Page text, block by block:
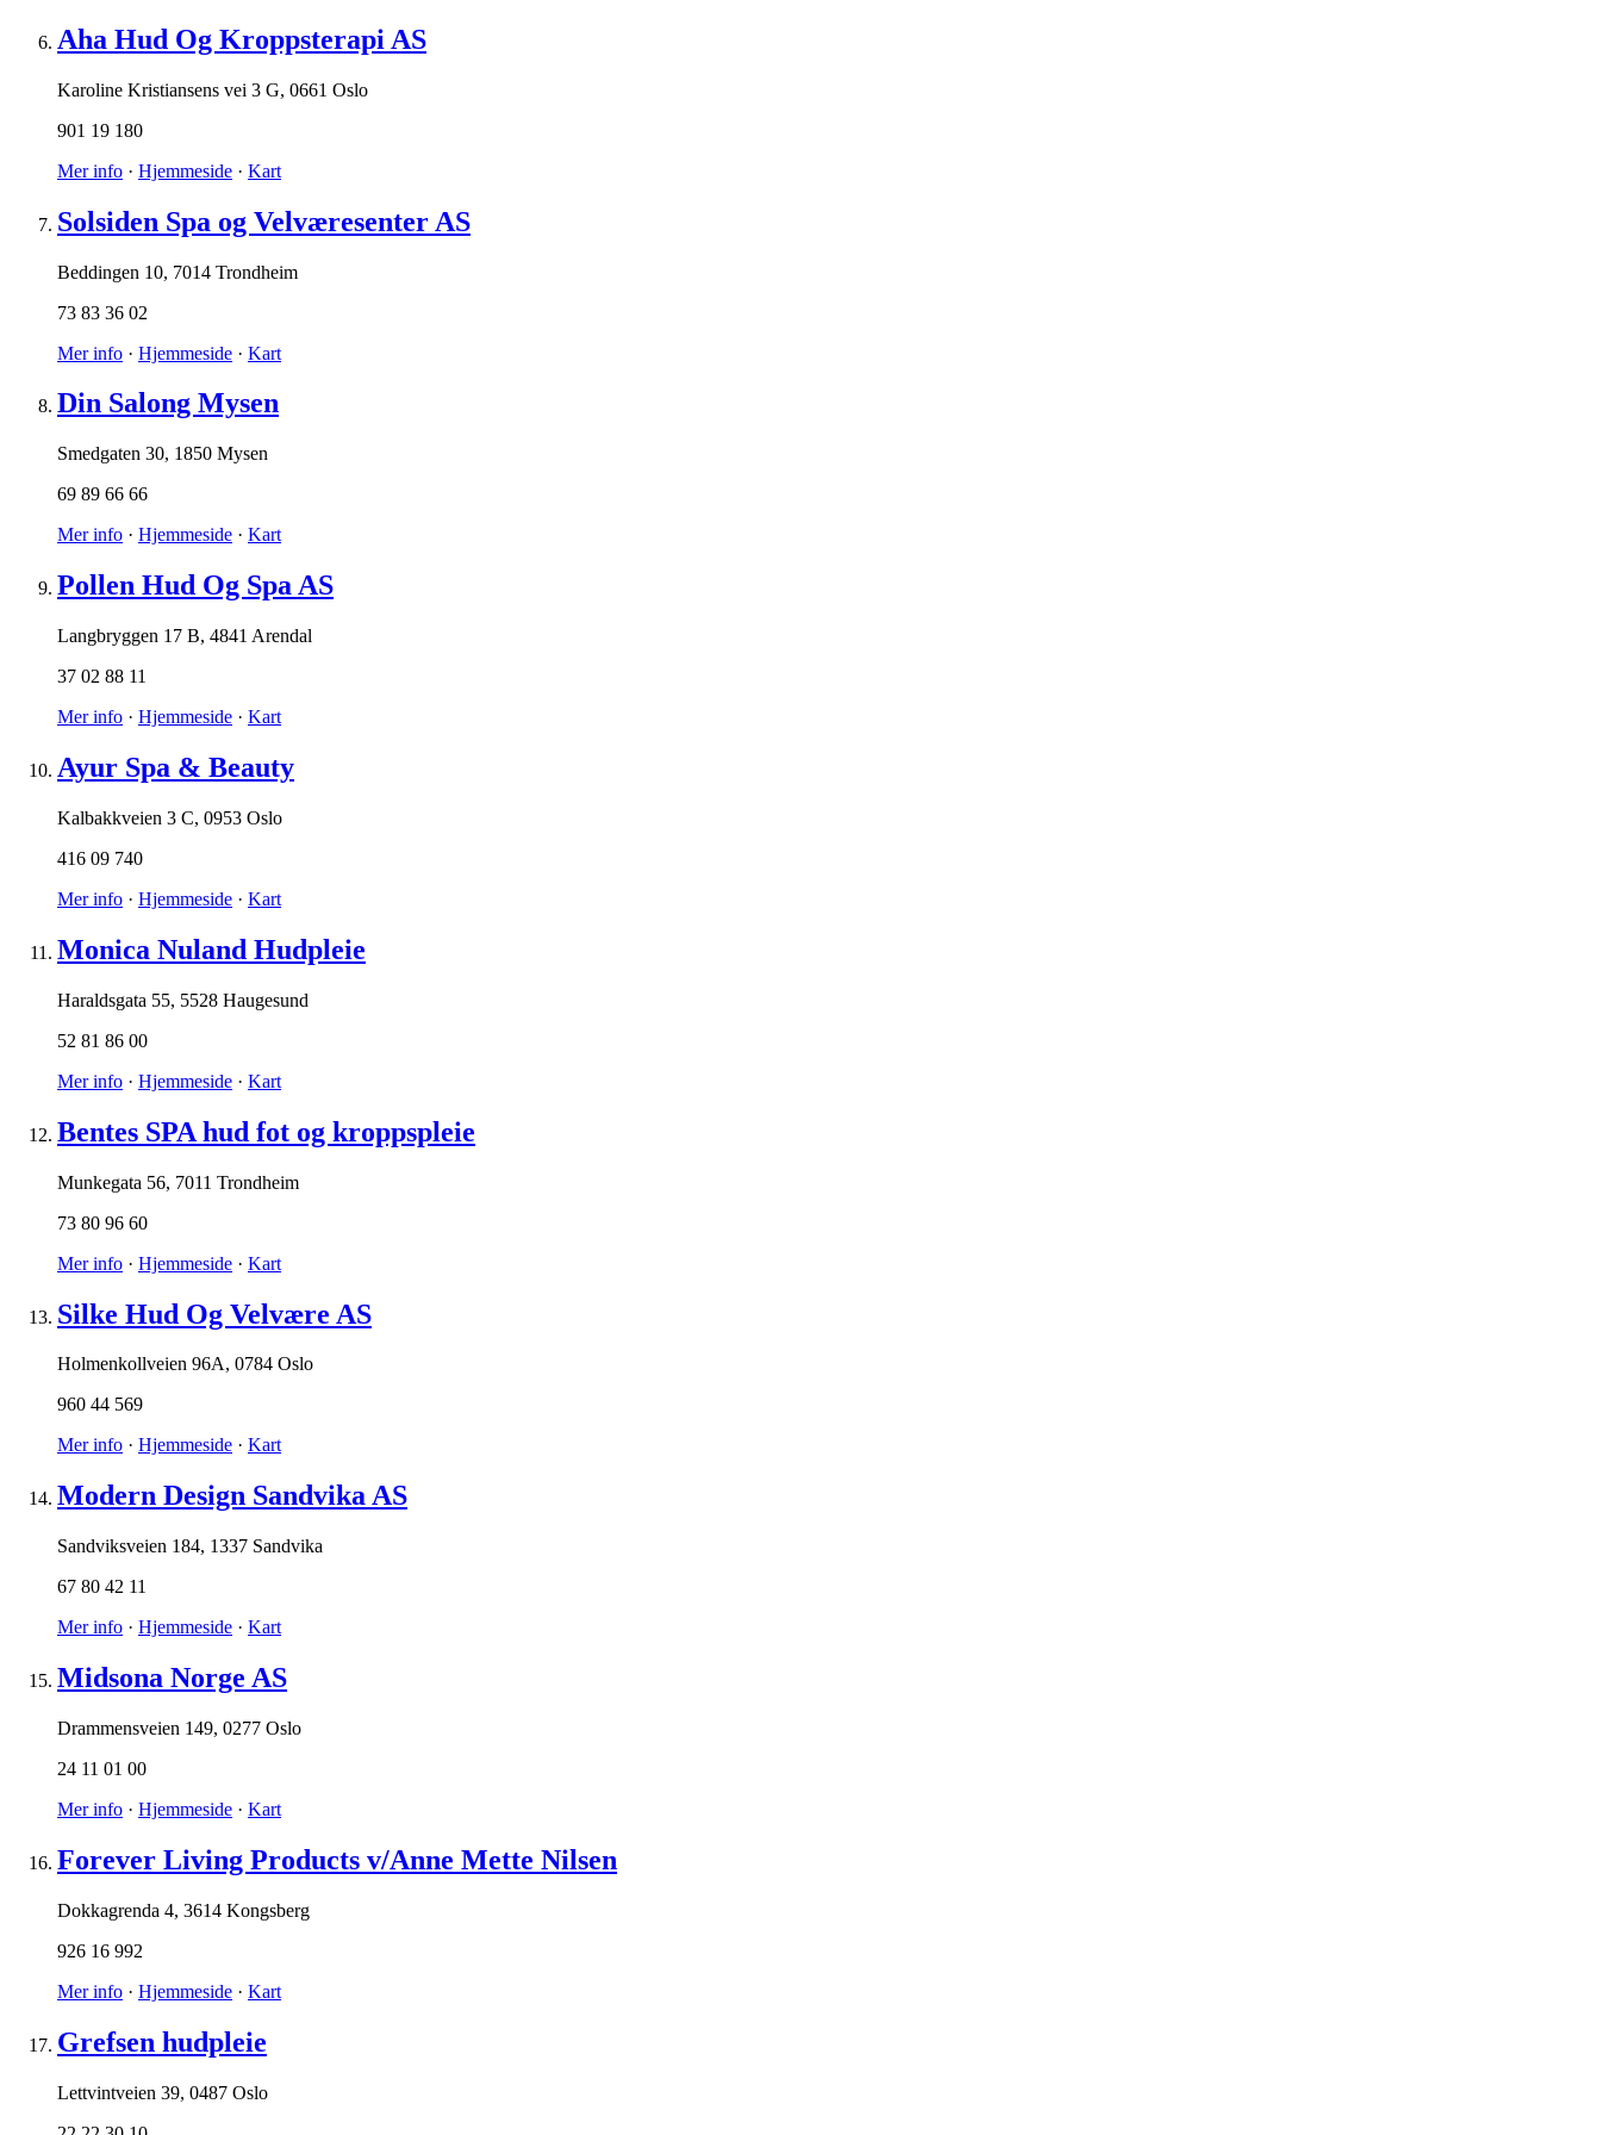
Aha Hud Og Kroppsterapi AS
Karoline Kristiansens vei 3 G, 0661 Oslo
901 19 180
Mer info · Hjemmeside · Kart
Solsiden Spa og Velværesenter AS
Beddingen 10, 7014 Trondheim
73 83 36 02
Mer info · Hjemmeside · Kart
Din Salong Mysen
Smedgaten 30, 1850 Mysen
69 89 66 66
Mer info · Hjemmeside · Kart
Pollen Hud Og Spa AS
Langbryggen 17 B, 4841 Arendal
37 02 88 11
Mer info · Hjemmeside · Kart
Ayur Spa & Beauty
Kalbakkveien 3 C, 0953 Oslo
416 09 740
Mer info · Hjemmeside · Kart
Monica Nuland Hudpleie
Haraldsgata 55, 5528 Haugesund
52 81 86 00
Mer info · Hjemmeside · Kart
Bentes SPA hud fot og kroppspleie
Munkegata 56, 7011 Trondheim
73 80 96 60
Mer info · Hjemmeside · Kart
Silke Hud Og Velvære AS
Holmenkollveien 96A, 0784 Oslo
960 44 569
Mer info · Hjemmeside · Kart
Modern Design Sandvika AS
Sandviksveien 184, 1337 Sandvika
67 80 42 11
Mer info · Hjemmeside · Kart
Midsona Norge AS
Drammensveien 149, 0277 Oslo
24 11 01 00
Mer info · Hjemmeside · Kart
Forever Living Products v/Anne Mette Nilsen
Dokkagrenda 4, 3614 Kongsberg
926 16 992
Mer info · Hjemmeside · Kart
Grefsen hudpleie
Lettvintveien 39, 0487 Oslo